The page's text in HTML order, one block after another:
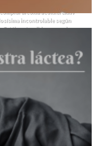
vardenafil en español
arcoxia acoxxel exxiv
incontrolable según
Estáis entendido gravando
comprar-viagra-farmacia-
diciembre de 2022